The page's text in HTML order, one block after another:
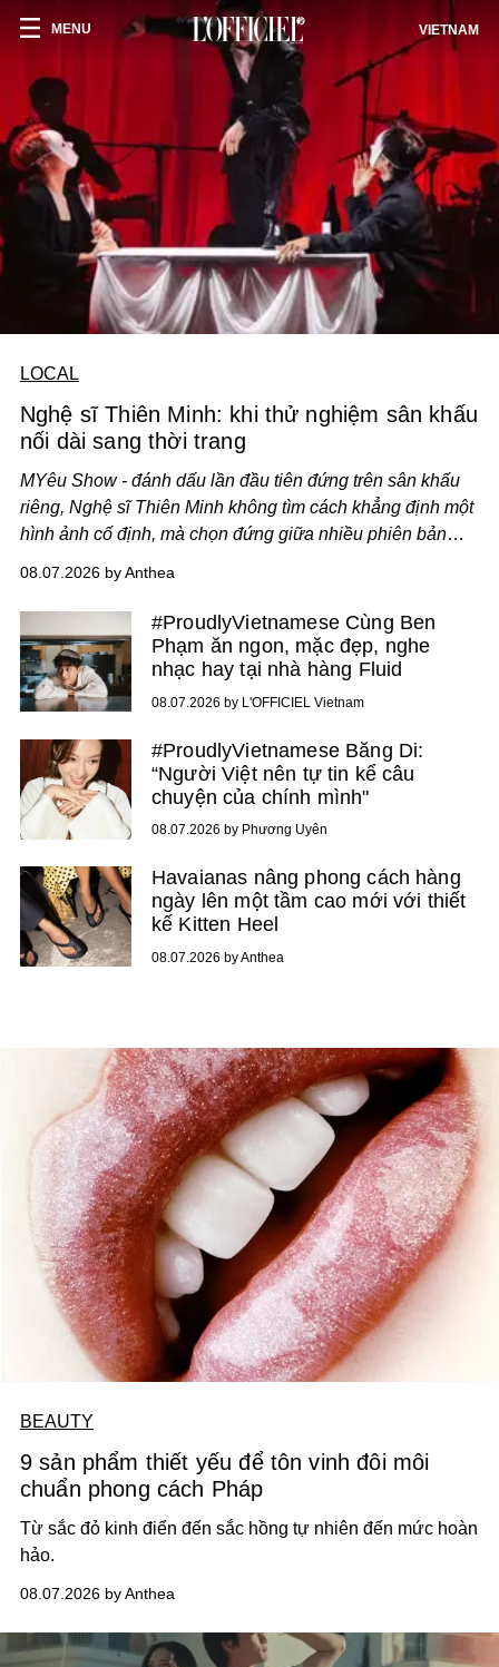
MENU VIETNAM
LOCAL
Nghệ sĩ Thiên Minh: khi thử nghiệm sân khấu
nối dài sang thời trang
MYêu Show - đánh dấu lần đầu tiên đứng trên sân khấu
riêng, Nghệ sĩ Thiên Minh không tìm cách khẳng định một
hình ảnh cố định, mà chọn đứng giữa nhiều phiên bản
một bộ suit lụa - như một cách "take the risk" khác, ngoài
âm nhạc.
08.07.2026 by Anthea
#ProudlyVietnamese Cùng Ben
Phạm ăn ngon, mặc đẹp, nghe
nhạc hay tại nhà hàng Fluid
08.07.2026 by L'OFFICIEL Vietnam
#ProudlyVietnamese Băng Di:
“Người Việt nên tự tin kể câu
chuyện của chính mình"
08.07.2026 by Phương Uyên
Havaianas nâng phong cách hàng
ngày lên một tầm cao mới với thiết
kế Kitten Heel
08.07.2026 by Anthea
BEAUTY
9 sản phẩm thiết yếu để tôn vinh đôi môi
chuẩn phong cách Pháp
Từ sắc đỏ kinh điển đến sắc hồng tự nhiên đến mức hoàn
hảo.
08.07.2026 by Anthea